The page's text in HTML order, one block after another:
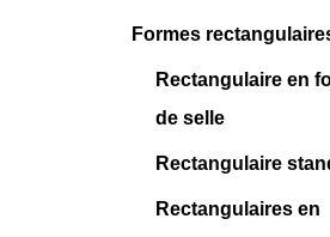
Formes
Rectangulaire en
de selle
Rectangulaire
Rectangulaires en